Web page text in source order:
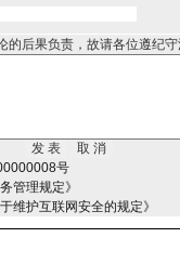
的后果负责，故请各位遵纪守
号
管理规定》
维护互联网安全的规定》